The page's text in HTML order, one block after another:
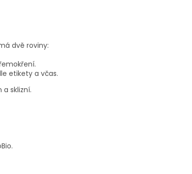
á
d
a
c
í
p
r
dvě roviny:
etikety a včas.
sklizní.